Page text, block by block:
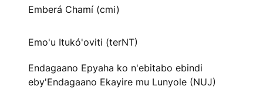
Emberá Chamí (cmi)
Emo'u Itukó'oviti (terNT)
Endagaano Epyaha ko n'ebitabo ebindi
eby'Endagaano Ekayire mu Lunyole (NUJ)